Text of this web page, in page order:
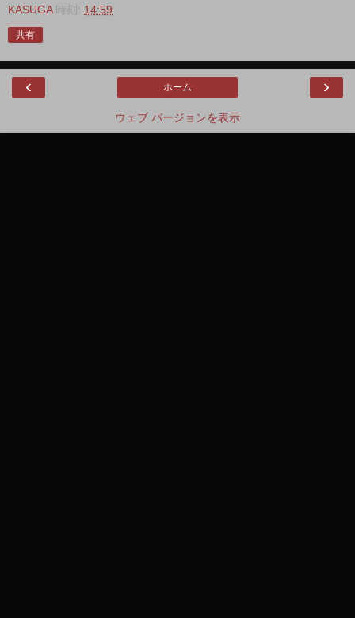
KASUGA 時刻: 14:59
共有
‹ ›
ホーム
ウェブ バージョンを表示